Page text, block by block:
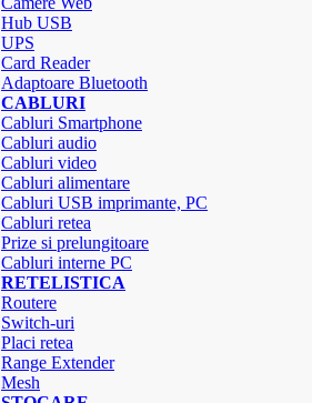
Hub USB
UPS
Card Reader
Adaptoare Bluetooth
CABLURI
Cabluri Smartphone
Cabluri audio
Cabluri video
Cabluri alimentare
Cabluri USB imprimante, PC
Cabluri retea
Prize si prelungitoare
Cabluri interne PC
RETELISTICA
Routere
Switch-uri
Placi retea
Range Extender
Mesh